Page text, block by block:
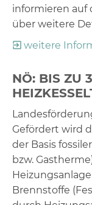
informieren auf
über weitere
weitere
NÖ: BIS ZU
Gefördert wird
der Basis
bzw.
Brennstoffe